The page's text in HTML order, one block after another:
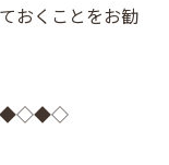
おくことをお勧